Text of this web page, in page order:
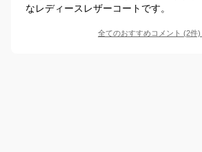
なレディースレザーコートです。
全てのおすすめコメント (2件)